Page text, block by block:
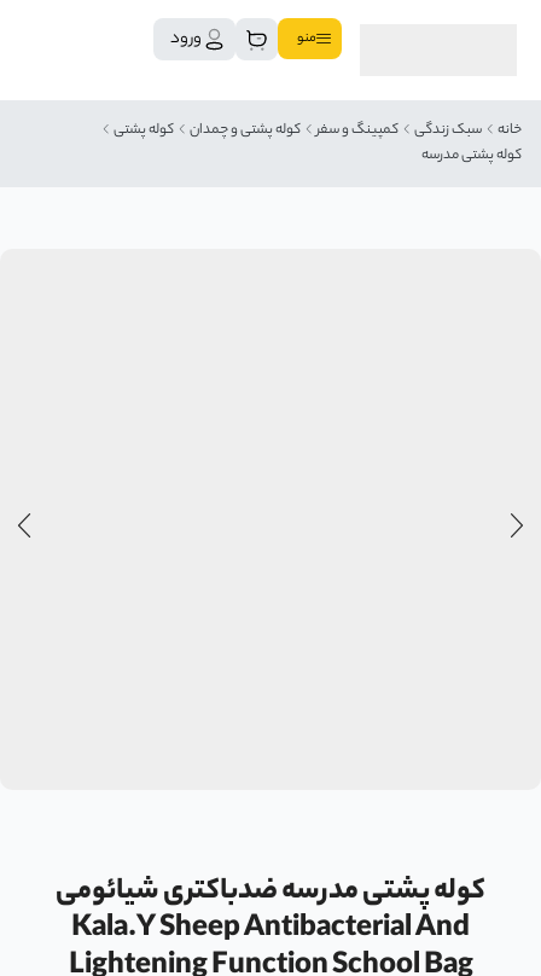
منو ورود
خانه سبک زندگی کمپینگ و سفر کوله پشتی و چمدان
کوله پشتی
کوله پشتی مدرسه
کوله پشتی مدرسه ضدباکتری شیائومی
Kala.Y Sheep Antibacterial And